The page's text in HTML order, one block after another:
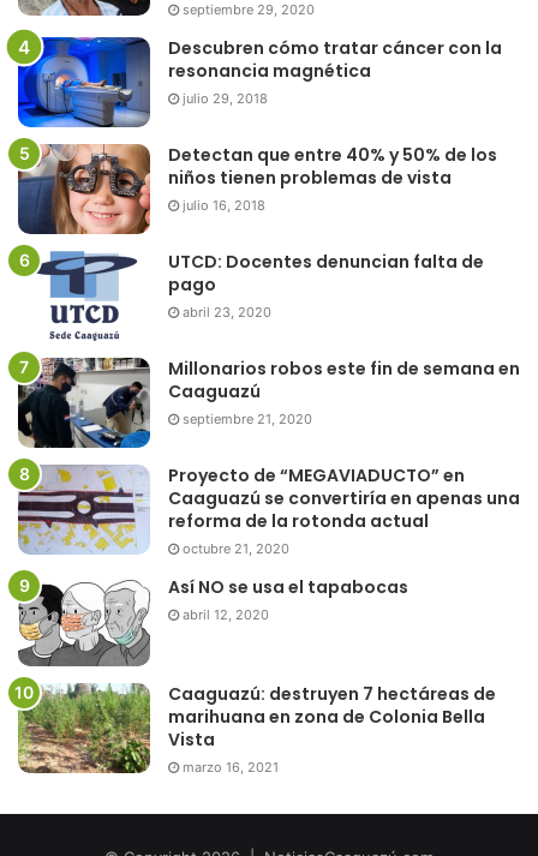
septiembre 29, 2020
Descubren cómo tratar cáncer con la
resonancia magnética
julio 29, 2018
Detectan que entre 40% y 50% de los
niños tienen problemas de vista
julio 16, 2018
UTCD: Docentes denuncian falta de
pago
abril 23, 2020
Millonarios robos este fin de semana en
Caaguazú
septiembre 21, 2020
Proyecto de “MEGAVIADUCTO” en
Caaguazú se convertiría en apenas una
reforma de la rotonda actual
octubre 21, 2020
Así NO se usa el tapabocas
abril 12, 2020
Caaguazú: destruyen 7 hectáreas de
marihuana en zona de Colonia Bella
Vista
marzo 16, 2021